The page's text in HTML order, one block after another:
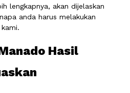
lengkapnya, akan dijelaskan
anda harus melakukan
Hasil